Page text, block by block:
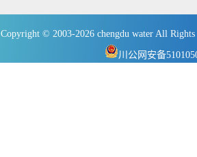
Copyright © 2003-2026 chengdu water All
川公网安备